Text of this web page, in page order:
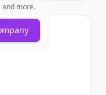
and more.